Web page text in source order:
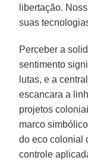
libertação.
suas
Perceber a
sentimento
lutas, e a
escancara a
projetos
marco
do eco colonial
controle